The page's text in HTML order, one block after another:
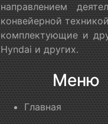
направлением
конвейерной
комплектующие и
Hyndai и других.
Меню
Главная